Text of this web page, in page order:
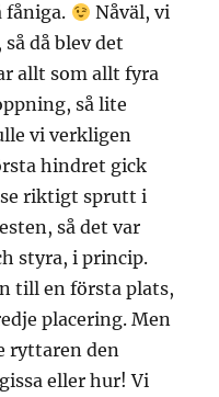
fåniga.
Nåväl, vi
då blev det
allt som allt fyra
så lite
vi verkligen
hindret gick
riktigt sprutt i
så det var
styra, i princip.
till en första plats,
placering. Men
ryttaren den
eller hur! Vi